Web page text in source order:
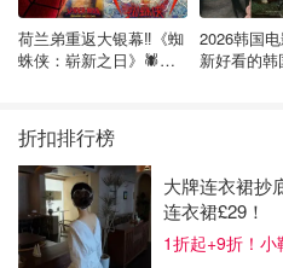
支持简体中文✅
荷兰弟重返大银幕‼️《蜘
蛛侠：崭新之日》🕷️北
2026韩国
新好看的
折扣排行榜
大牌连衣裙抄
连衣裙£29！
1折起+9折！